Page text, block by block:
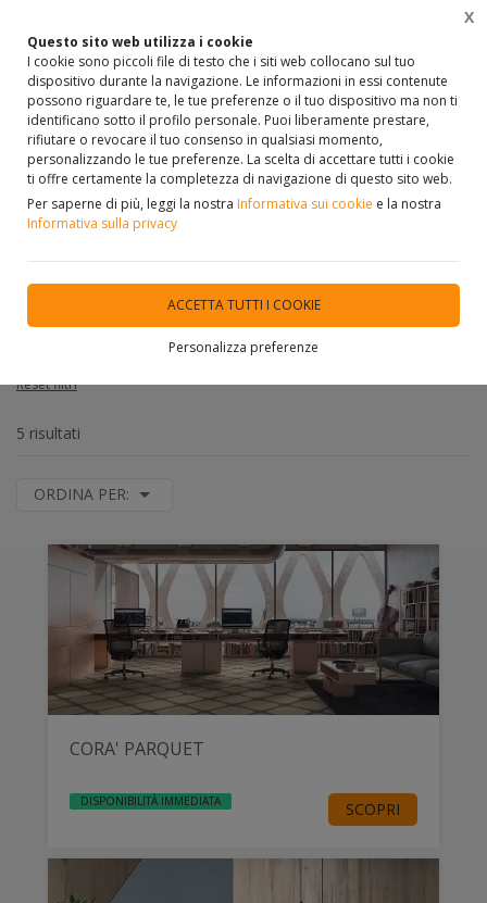
Questo sito web utilizza i cookie
I cookie sono piccoli file di testo che i siti web collocano sul tuo
dispositivo durante la navigazione. Le informazioni in essi contenute
possono riguardare te, le tue preferenze o il tuo dispositivo ma non ti
identificano sotto il profilo personale. Puoi liberamente prestare,
rifiutare o revocare il tuo consenso in qualsiasi momento,
personalizzando le tue preferenze. La scelta di accettare tutti i cookie
ti offre certamente la completezza di navigazione di questo sito web.
Per saperne di più, leggi la nostra Informativa sui cookie e la nostra
Informativa sulla privacy
ACCETTA TUTTI I COOKIE
Personalizza preferenze
X
Home VETRINA PARQUET E LAMINATO
FILTRA
PARQUET E LAMINATO
PARQUET E LAMINATO
Reset filtri
5 risultati
ORDINA PER:
CORA' PARQUET
DISPONIBILITÀ IMMEDIATA SCOPRI